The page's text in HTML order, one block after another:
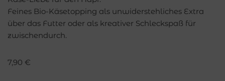
Feines Bio-Käsetopping als unwiderstehliches Extra
über das Futter oder als kreativer Schleckspaß für
zwischendurch.
7,90 €